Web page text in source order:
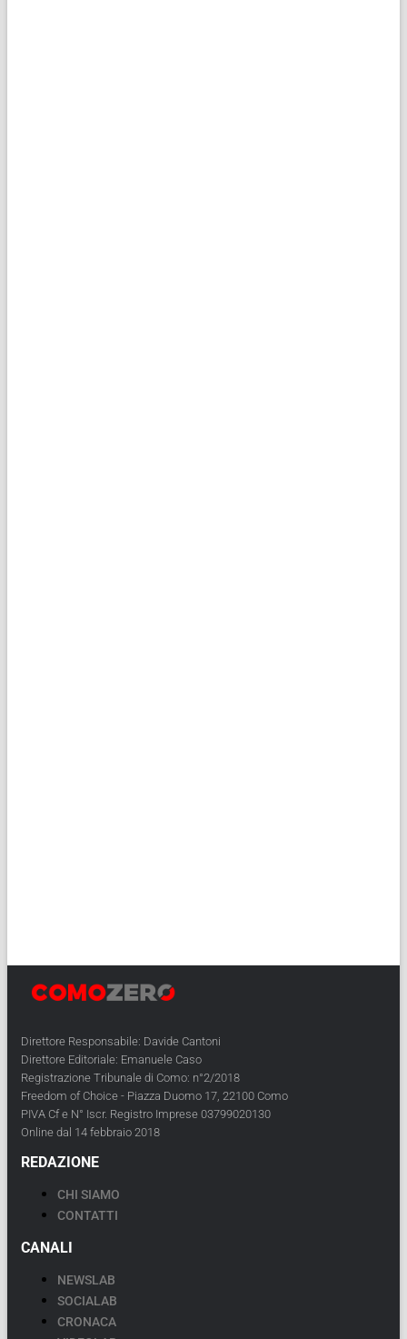
Direttore Responsabile: Davide Cantoni
Direttore Editoriale: Emanuele Caso
Registrazione Tribunale di Como: n°2/2018
Freedom of Choice - Piazza Duomo 17, 22100 Como
PIVA Cf e N° Iscr. Registro Imprese 03799020130
Online dal 14 febbraio 2018
REDAZIONE
CHI SIAMO
CONTATTI
CANALI
NEWSLAB
SOCIALAB
CRONACA